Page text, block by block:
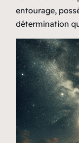
entourage,
détermination